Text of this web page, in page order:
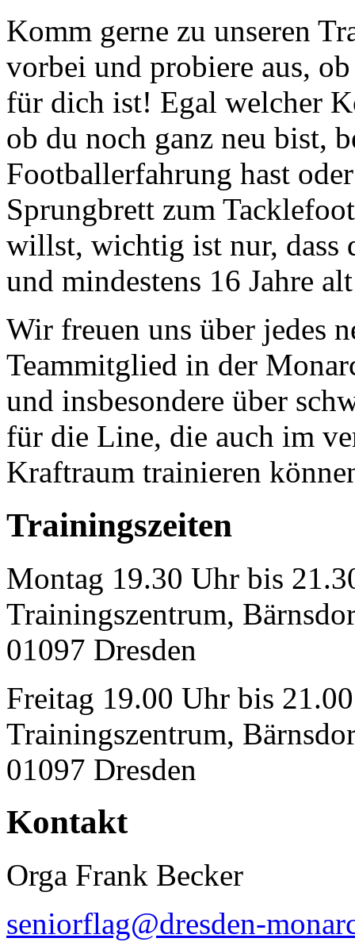
Komm gerne zu unseren
vorbei und probiere aus, ob
für dich ist! Egal welcher
ob du noch ganz neu bist,
Footballerfahrung hast
Sprungbrett zum
willst, wichtig ist nur, dass
und mindestens 16 Jahre
Wir freuen uns über jedes
Teammitglied in der
und insbesondere über
für die Line, die auch im
Kraftraum trainieren
Trainingszeiten
Montag 19.30 Uhr bis
Trainingszentrum,
01097 Dresden
Freitag 19.00 Uhr bis
Trainingszentrum,
01097 Dresden
Kontakt
Orga Frank Becker
seniorflag@dresden-